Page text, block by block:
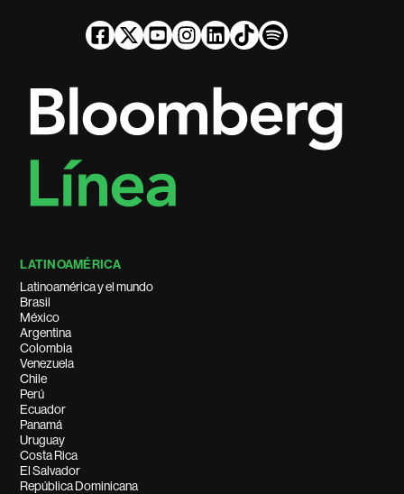
LATINOAMÉRICA
Latinoamérica y el mundo
Brasil
México
Argentina
Colombia
Venezuela
Chile
Perú
Ecuador
Panamá
Uruguay
Costa Rica
El Salvador
República Dominicana